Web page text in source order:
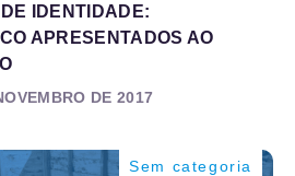
IDENTIDADE:
APRESENTADOS AO
DE 2017
Sem categoria